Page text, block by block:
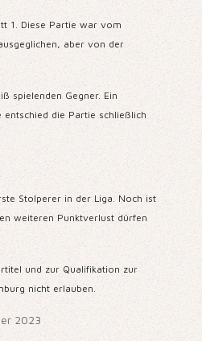
1. Diese Partie war vom
aber von der
spielenden Gegner. Ein
entschied die Partie schließlich
Stolperer in der Liga. Noch ist
weiteren Punktverlust dürfen
und zur Qualifikation zur
nicht erlauben.
2023